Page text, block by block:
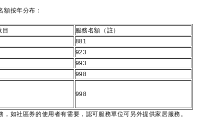
按年分布：
服務名額（註）
881
923
993
998
998
如社區券的使用者有需要，認可服務單位可另外提供家居服務。